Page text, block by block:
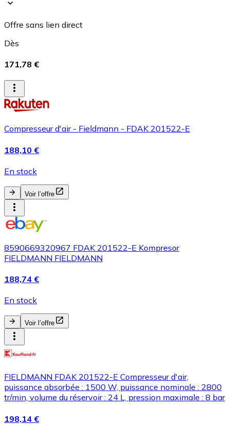
Offre sans lien direct
Dès
171,78 €
Compresseur d'air - Fieldmann - FDAK 201522-E
188,10 €
En stock
Voir l’offre
8590669320967 FDAK 201522-E Kompresor
FIELDMANN FIELDMANN
188,74 €
En stock
Voir l’offre
FIELDMANN FDAK 201522-E Compresseur d'air,
puissance absorbée : 1500 W, puissance nominale : 2800
tr/min, volume du réservoir : 24 L, pression maximale : 8 bar
198,14 €